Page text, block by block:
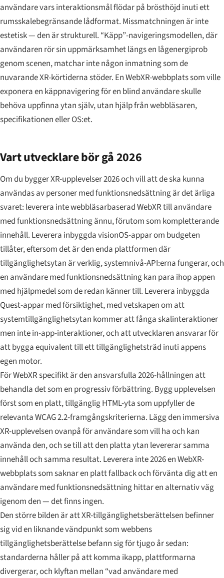
användare vars interaktionsmål flödar på brösthöjd inuti ett
rumsskalebegränsande lådformat. Missmatchningen är inte
estetisk — den är strukturell. “Käpp”-navigeringsmodellen, där
användaren rör sin uppmärksamhet längs en lågenergiprob
genom scenen, matchar inte någon inmatning som de
nuvarande XR-körtiderna stöder. En WebXR-webbplats som ville
exponera en käppnavigering för en blind användare skulle
behöva uppfinna ytan själv, utan hjälp från webbläsaren,
specifikationen eller OS:et.
Vart utvecklare bör gå 2026
Om du bygger XR-upplevelser 2026 och vill att de ska kunna
användas av personer med funktionsnedsättning är det ärliga
svaret: leverera inte webbläsarbaserad WebXR till användare
med funktionsnedsättning ännu, förutom som kompletterande
innehåll. Leverera inbyggda visionOS-appar om budgeten
tillåter, eftersom det är den enda plattformen där
tillgänglighetsytan är verklig, systemnivå-API:erna fungerar, och
en användare med funktionsnedsättning kan para ihop appen
med hjälpmedel som de redan känner till. Leverera inbyggda
Quest-appar med försiktighet, med vetskapen om att
systemtillgänglighetsytan kommer att fånga skalinteraktioner
men inte in-app-interaktioner, och att utvecklaren ansvarar för
att bygga equivalent till ett tillgänglighetsträd inuti appens
egen motor.
För WebXR specifikt är den ansvarsfulla 2026-hållningen att
behandla det som en progressiv förbättring. Bygg upplevelsen
först som en platt, tillgänglig HTML-yta som uppfyller de
relevanta WCAG 2.2-framgångskriterierna. Lägg den immersiva
XR-upplevelsen ovanpå för användare som vill ha och kan
använda den, och se till att den platta ytan levererar samma
innehåll och samma resultat. Leverera inte 2026 en WebXR-
webbplats som saknar en platt fallback och förvänta dig att en
användare med funktionsnedsättning hittar en alternativ väg
igenom den — det finns ingen.
Den större bilden är att XR-tillgänglighetsberättelsen befinner
sig vid en liknande vändpunkt som webbens
tillgänglighetsberättelse befann sig för tjugo år sedan:
standarderna håller på att komma ikapp, plattformarna
divergerar, och klyftan mellan “vad användare med